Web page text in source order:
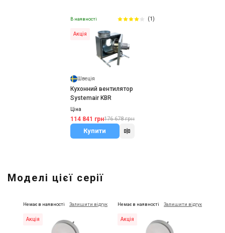
В наявності (1)
Акція
Швеція
Кухонний вентилятор
Systemair KBR
Ціна
114 841 грн176 678 грн
Купити
Моделі цієї серії
Немає в наявності Залишити відгук
Акція
Немає в наявності Залишити відгук
Акція